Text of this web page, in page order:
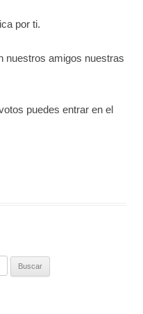
por ti.
nuestros amigos nuestras
puedes entrar en el